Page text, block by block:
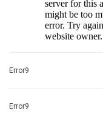
Error9
Error9